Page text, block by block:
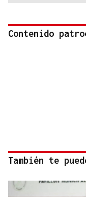
Contenido
También te